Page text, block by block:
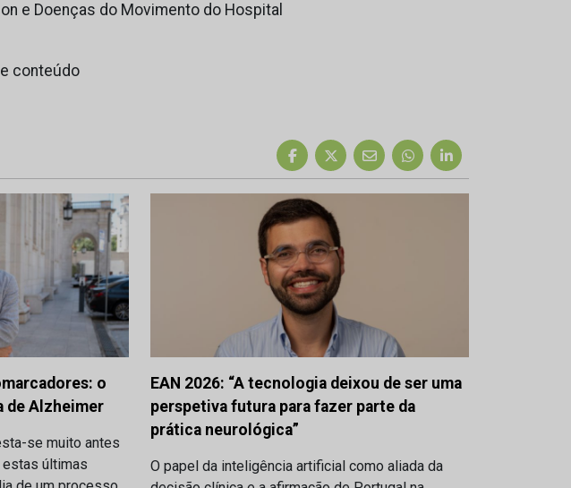
e Doenças do Movimento do Hospital
conteúdo
o
de Alzheimer
se muito antes
últimas
EAN 2026: “A tecnologia deixou de ser uma
perspetiva futura para fazer parte da
prática neurológica”
O papel da inteligência artificial como aliada da